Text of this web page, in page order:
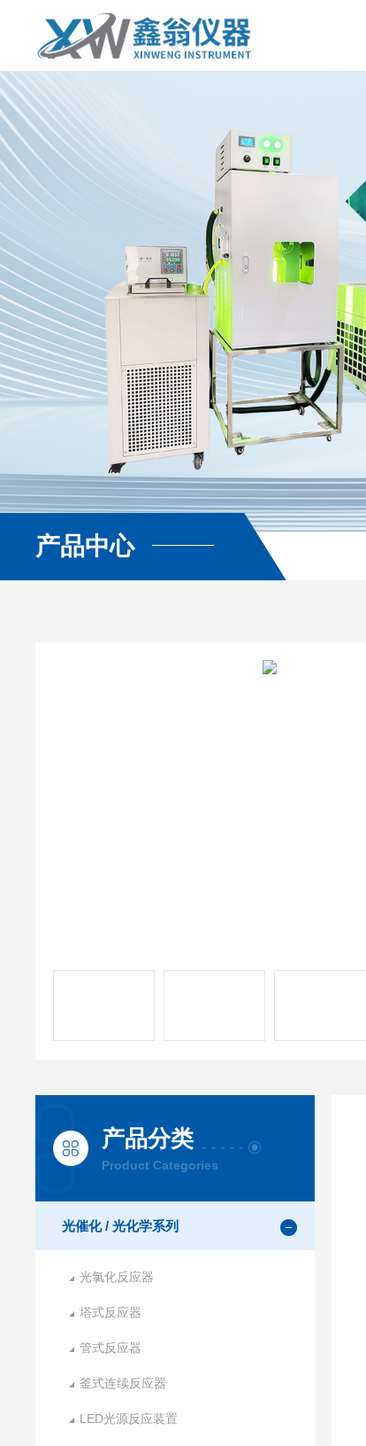
查看更多
产品中心
产品分类
Product Categories
光催化 / 光化学系列
光氯化反应器
塔式反应器
管式反应器
釜式连续反应器
LED光源反应装置